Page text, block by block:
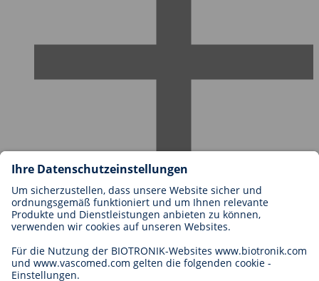
Karriere bei BIOTRONIK
Einstieg
Bewerbung
Karrierechancen